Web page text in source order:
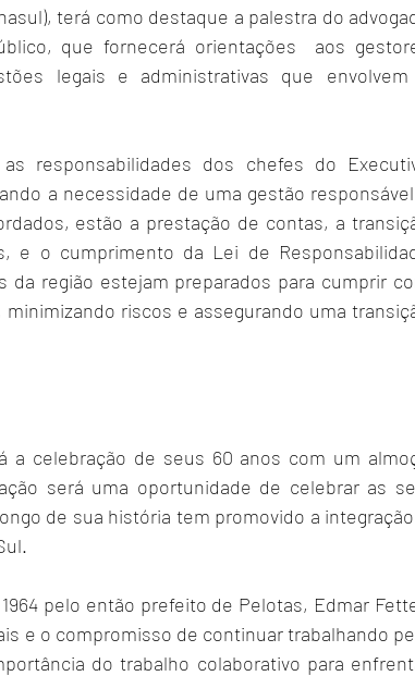
terá como destaque a palestra do
que fornecerá orientações  aos
legais e administrativas que
responsabilidades dos chefes do
a necessidade de uma gestão
estão a prestação de contas, a
e o cumprimento da Lei de
região estejam preparados para cumprir
riscos e assegurando uma
a celebração de seus 60 anos com um
será uma oportunidade de celebrar as
de sua história tem promovido a
pelo então prefeito de Pelotas, Edmar
e o compromisso de continuar trabalhando
do trabalho colaborativo para